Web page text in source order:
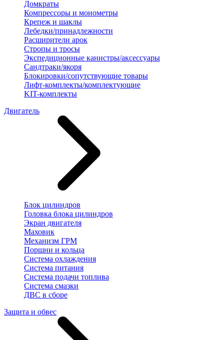
Домкраты
Компрессоры и монометры
Крепеж и шаклы
Лебедки/принадлежности
Расширители арок
Стропы и тросы
Экспедиционные канистры/аксессуары
Сандтраки/якоря
Блокировки/сопутствующие товары
Лифт-комплекты/комплектующие
KIT-комплекты
Двигатель
Блок цилиндров
Головка блока цилиндров
Экран двигателя
Маховик
Механизм ГРМ
Поршни и кольца
Система охлаждения
Система питания
Система подачи топлива
Система смазки
ДВС в сборе
Защита и обвес